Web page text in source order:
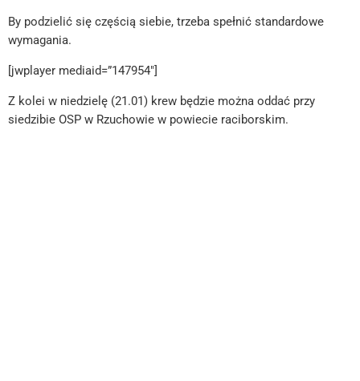
By podzielić się częścią siebie, trzeba spełnić standardowe
wymagania.
[jwplayer mediaid=”147954″]
Z kolei w niedzielę (21.01) krew będzie można oddać przy
siedzibie OSP w Rzuchowie w powiecie raciborskim.